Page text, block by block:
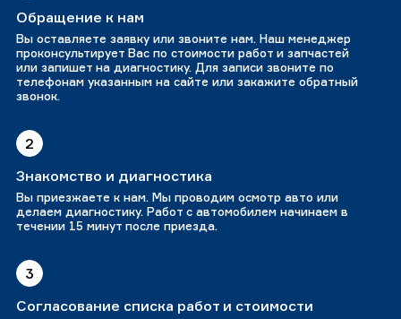
Обращение к нам
Вы оставляете заявку или звоните нам. Наш менеджер
проконсультирует Вас по стоимости работ и запчастей
или запишет на диагностику. Для записи звоните по
телефонам указанным на сайте или закажите обратный
звонок.
2
Знакомство и диагностика
Вы приезжаете к нам. Мы проводим осмотр авто или
делаем диагностику. Работ с автомобилем начинаем в
течении 15 минут после приезда.
3
Согласование списка работ и стоимости